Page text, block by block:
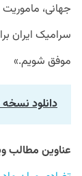
جهانی،
سرامیک ایران
موفق شویم.»
دانلود نسخه PDF ویژه‌نامه مسیر آزاده
عناوین مطالب ویژه‌نامه مسیر